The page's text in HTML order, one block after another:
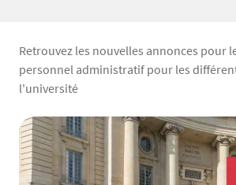
Retrouvez les nouvelles annonces pour
personnel administratif pour les
l'université